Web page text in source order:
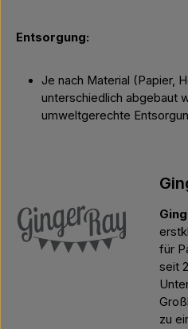
Entsorgung:
Je nach Material (Papier,
unterschiedlich abgebaut
umweltgerechte
für
seit
zu